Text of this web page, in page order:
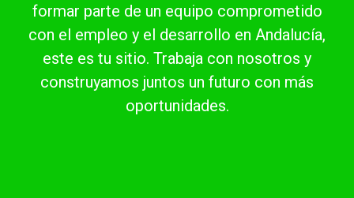
formar parte de un equipo comprometido
con el empleo y el desarrollo en Andalucía,
este es tu sitio. Trabaja con nosotros y
construyamos juntos un futuro con más
oportunidades.